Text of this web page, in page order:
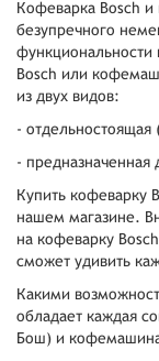
Кофеварка Bosch и
безупречного
Bosch или
из двух видов:
-
- предназначенная
Купить кофеварку
нашем магазине.
на кофеварку
сможет удивить
Какими
обладает каждая
Бош) и